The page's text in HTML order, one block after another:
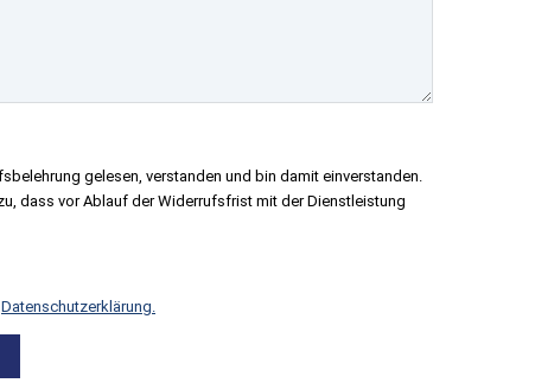
gelesen, verstanden und bin damit einverstanden.
dass vor Ablauf der Widerrufsfrist mit der Dienstleistung
Datenschutzerklärung.